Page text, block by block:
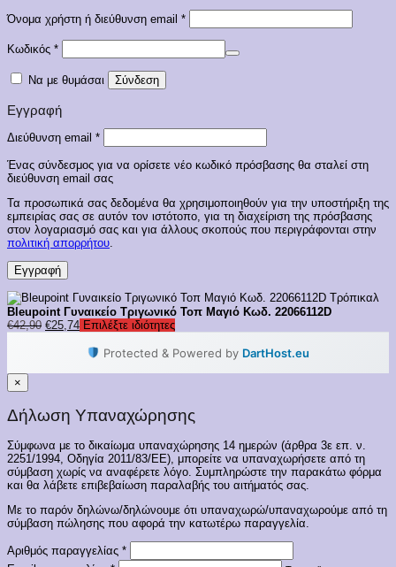
Όνομα χρήστη ή διεύθυνση email *Απαιτείται
Κωδικός *Απαιτείται
Να με θυμάσαι Σύνδεση
Εγγραφή
Διεύθυνση email *Απαιτείται
Ένας σύνδεσμος για να ορίσετε νέο κωδικό πρόσβασης θα σταλεί στη
διεύθυνση email σας
Τα προσωπικά σας δεδομένα θα χρησιμοποιηθούν για την υποστήριξη της
εμπειρίας σας σε αυτόν τον ιστότοπο, για τη διαχείριση της πρόσβασης
στον λογαριασμό σας και για άλλους σκοπούς που περιγράφονται στην
πολιτική απορρήτου.
Εγγραφή
Bleupoint Γυναικείο Τριγωνικό Τοπ Μαγιό Κωδ. 22066112D
€42,90 Original
price
€25,74Η
τρέχουσα
τιμή
€25,74.
Επιλέξτε ιδιότητες
Protected & Powered by DartHost.eu
×
Δήλωση Υπαναχώρησης
Σύμφωνα με το δικαίωμα υπαναχώρησης 14 ημερών (άρθρα 3ε επ. ν.
2251/1994, Οδηγία 2011/83/ΕΕ), μπορείτε να υπαναχωρήσετε από τη
σύμβαση χωρίς να αναφέρετε λόγο. Συμπληρώστε την παρακάτω φόρμα
και θα λάβετε επιβεβαίωση παραλαβής του αιτήματός σας.
Με το παρόν δηλώνω/δηλώνουμε ότι υπαναχωρώ/υπαναχωρούμε από τη
σύμβαση πώλησης που αφορά την κατωτέρω παραγγελία.
Αριθμός παραγγελίας *